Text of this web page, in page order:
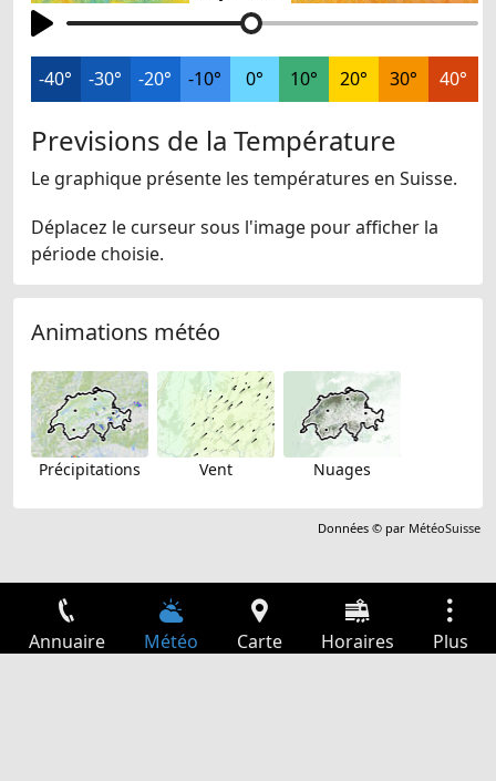
-40° -30° -20° -10° 0° 10° 20° 30° 40°
Previsions de la Température
Le graphique présente les températures en Suisse.
Déplacez le curseur sous l'image pour afficher la
période choisie.
Animations météo
Précipitations Vent Nuages
Données © par MétéoSuisse
Annuaire Météo Carte Horaires Plus